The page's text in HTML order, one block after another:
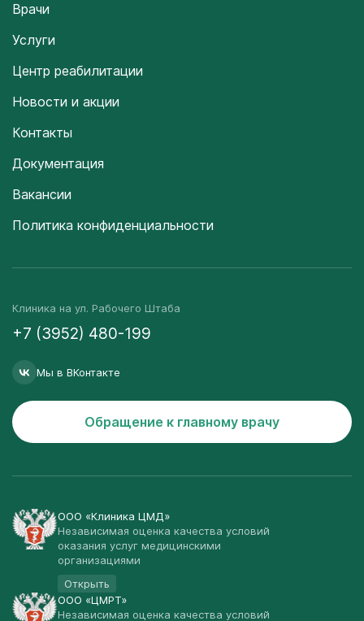
Врачи
Услуги
Центр реабилитации
Новости и акции
Контакты
Документация
Вакансии
Политика конфиденциальности
Клиника на ул. Рабочего Штаба
+7 (3952) 480-199
Мы в ВКонтакте
Обращение к главному врачу
ООО «Клиника ЦМД»
Независимая оценка качества условий
оказания услуг медицинскими
организациями
Открыть
ООО «ЦМРТ»
Независимая оценка качества условий